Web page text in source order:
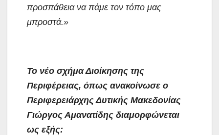
προσπάθεια να πάμε τον τόπο μας
μπροστά.»
Το νέο σχήμα Διοίκησης της
Περιφέρειας, όπως ανακοίνωσε ο
Περιφερειάρχης Δυτικής Μακεδονίας
Γιώργος Αμανατίδης διαμορφώνεται
ως εξής: